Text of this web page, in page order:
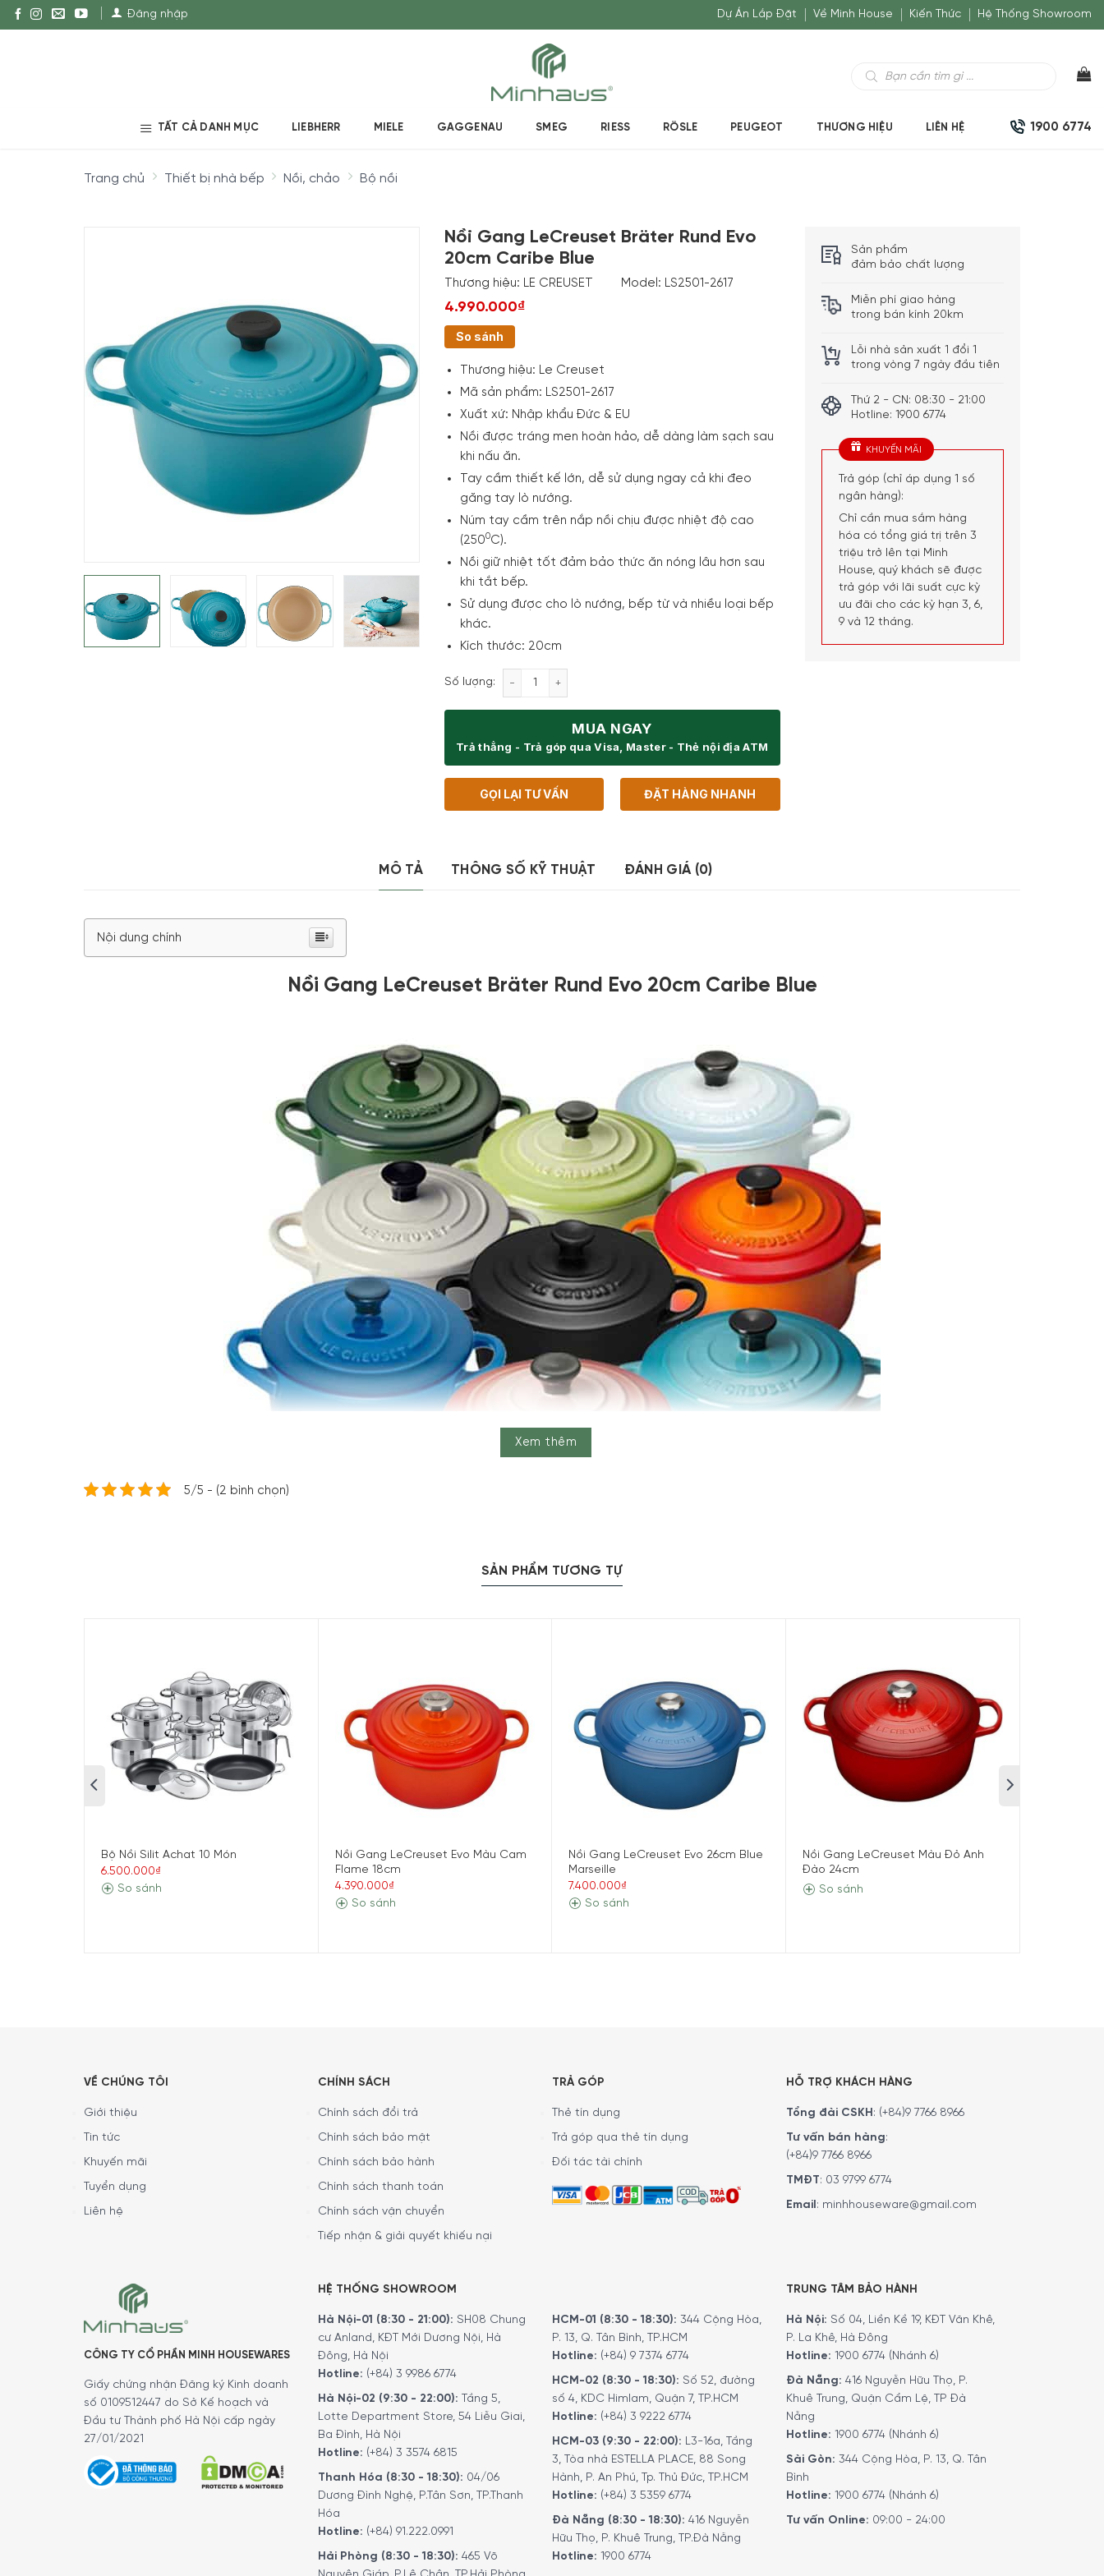
Đăng nhập Dự Án Lắp Đặt Về Minh House Kiến Thức Hệ Thống Showroom
kiếm
TẤT CẢ DANH MỤC LIEBHERR MIELE GAGGENAU SMEG RIESS RÖSLE PEUGEOT THƯƠNG HIỆU LIÊN HỆ 1900 6774
Trang chủ Thiết bị nhà bếp Nồi, chảo Bộ nồi
Nồi Gang LeCreuset Bräter Rund Evo
20cm Caribe Blue
Thương hiệu: LE CREUSET Model: LS2501-2617
4.990.000₫
So sánh
Thương hiệu: Le Creuset
Mã sản phẩm: LS2501-2617
Xuất xứ: Nhập khẩu Đức & EU
Nồi được tráng men hoàn hảo, dễ dàng làm sạch sau
khi nấu ăn.
Tay cầm thiết kế lớn, dễ sử dụng ngay cả khi đeo
găng tay lò nướng.
Núm tay cầm trên nắp nồi chịu được nhiệt độ cao
(2500C).
Nồi giữ nhiệt tốt đảm bảo thức ăn nóng lâu hơn sau
khi tắt bếp.
Sử dụng được cho lò nướng, bếp từ và nhiều loại bếp
khác.
Kích thước: 20cm
Số lượng: Nồi Gang LeCreuset Bräter Rund Evo 20cm Caribe Blue số lượng
MUA NGAY
Trả thẳng - Trả góp qua Visa, Master - Thẻ nội địa ATM
GỌI LẠI TƯ VẤN ĐẶT HÀNG NHANH
Sản phẩm
đảm bảo chất lượng
Miễn phí giao hàng
trong bán kính 20km
Lỗi nhà sản xuất 1 đổi 1
trong vòng 7 ngày đầu tiên
Thứ 2 - CN: 08:30 - 21:00
Hotline: 1900 6774
KHUYẾN MÃI
Trả góp (chỉ áp dụng 1 số
ngân hàng):
Chỉ cần mua sắm hàng
hóa có tổng giá trị trên 3
triệu trở lên tại Minh
House, quý khách sẽ được
trả góp với lãi suất cực kỳ
ưu đãi cho các kỳ hạn 3, 6,
9 và 12 tháng.
MÔ TẢ THÔNG SỐ KỸ THUẬT ĐÁNH GIÁ (0)
Nội dung chính
Nồi Gang LeCreuset Bräter Rund Evo 20cm Caribe Blue
Nồi Gang LeCreuset Bräter Rund Evo 20cm Caribe Blue sản phẩm mang phong cách truyền thống
Minh House xin giới thiệu đến các quý khách hàng dòng sản phẩm nồi gang tráng mem cao cấp đến từ thương hiệu Le Creuset của Pháp. Tất cả các sản
phẩm nồi gang tráng men của Le Creuset đều được gia công rất tỉ mỉ dưới bàn tay của các thợ lành nghề. Với kinh nghiệm sản xuất nồi gang tráng men trên
95 năm, các sản phẩm của Le Creuset luôn được đánh giá về chất lượng, hoàn hảo và uy tín bậc nhất trên thế giới. Sản phẩmNồi Gang LeCreuset Bräter
chắc chắn sẽ làm hài lòng quý khách. Với thiết kế kết hợp giữ gang và lớp men cao sẽ giúp cho thức ăn luôn được giữ nóng lâu hơn
1. Đặc Điểm Nổi Bật Của Nồi Gang LeCreuset Bräter Rund Evo 20cm Caribe Blue
Xem thêm
5/5 - (2 bình chọn)
SẢN PHẨM TƯƠNG TỰ
Bộ Nồi Silit Achat 10 Món
6.500.000₫
So sánh
Nồi Gang LeCreuset Evo Màu Cam
Flame 18cm
4.390.000₫
So sánh
Nồi Gang LeCreuset Evo 26cm Blue
Marseille
7.400.000₫
So sánh
Nồi Gang LeCreuset Màu Đỏ Anh
Đào 24cm
So sánh
VỀ CHÚNG TÔI
Giới thiệu
Tin tức
Khuyến mãi
Tuyển dụng
Liên hệ
CHÍNH SÁCH
Chính sách đổi trả
Chính sách bảo mật
Chính sách bảo hành
Chính sách thanh toán
Chính sách vận chuyển
Tiếp nhận & giải quyết khiếu nại
TRẢ GÓP
Thẻ tín dụng
Trả góp qua thẻ tín dụng
Đối tác tài chính
HỖ TRỢ KHÁCH HÀNG
Tổng đài CSKH: (+84)9 7766 8966
Tư vấn bán hàng:
(+84)9 7766 8966
TMĐT: 03 9799 6774
Email: minhhouseware@gmail.com
CÔNG TY CỔ PHẦN MINH HOUSEWARES
Giấy chứng nhận Đăng ký Kinh doanh
số 0109512447 do Sở Kế hoạch và
Đầu tư Thành phố Hà Nội cấp ngày
27/01/2021
HỆ THỐNG SHOWROOM
Hà Nội-01 (8:30 - 21:00): SH08 Chung
cư Anland, KĐT Mới Dương Nội, Hà
Đông, Hà Nội
Hotline: (+84) 3 9986 6774
Hà Nội-02 (9:30 - 22:00): Tầng 5,
Lotte Department Store, 54 Liễu Giai,
Ba Đình, Hà Nội
Hotline: (+84) 3 3574 6815
Thanh Hóa (8:30 - 18:30): 04/06
Dương Đình Nghệ, P.Tân Sơn, TP.Thanh
Hóa
Hotline: (+84) 91.222.0991
Hải Phòng (8:30 - 18:30): 465 Võ
HCM-01 (8:30 - 18:30): 344 Cộng Hòa,
P. 13, Q. Tân Bình, TP.HCM
Hotline: (+84) 9 7374 6774
HCM-02 (8:30 - 18:30): Số 52, đường
số 4, KDC Himlam, Quận 7, TP.HCM
Hotline: (+84) 3 9222 6774
HCM-03 (9:30 - 22:00): L3-16a, Tầng
3, Tòa nhà ESTELLA PLACE, 88 Song
Hành, P. An Phú, Tp. Thủ Đức, TP.HCM
Hotline: (+84) 3 5359 6774
Đà Nẵng (8:30 - 18:30): 416 Nguyễn
Hữu Thọ, P. Khuê Trung, TP.Đà Nẵng
Hotline: 1900 6774
TRUNG TÂM BẢO HÀNH
Hà Nội: Số 04, Liền Kề 19, KĐT Văn Khê,
P. La Khê, Hà Đông
Hotline: 1900 6774 (Nhánh 6)
Đà Nẵng: 416 Nguyễn Hữu Thọ, P.
Khuê Trung, Quận Cẩm Lệ, TP Đà
Nẵng
Hotline: 1900 6774 (Nhánh 6)
Sài Gòn: 344 Cộng Hòa, P. 13, Q. Tân
Bình
Hotline: 1900 6774 (Nhánh 6)
Tư vấn Online: 09:00 - 24:00